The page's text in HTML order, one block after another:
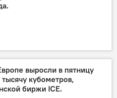
выросли в пятницу
кубометров,
биржи ICE.